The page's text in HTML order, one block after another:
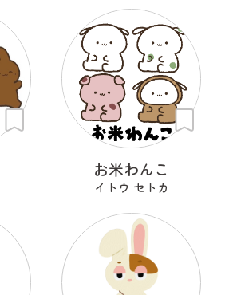
お米わんこ
イトウ セトカ